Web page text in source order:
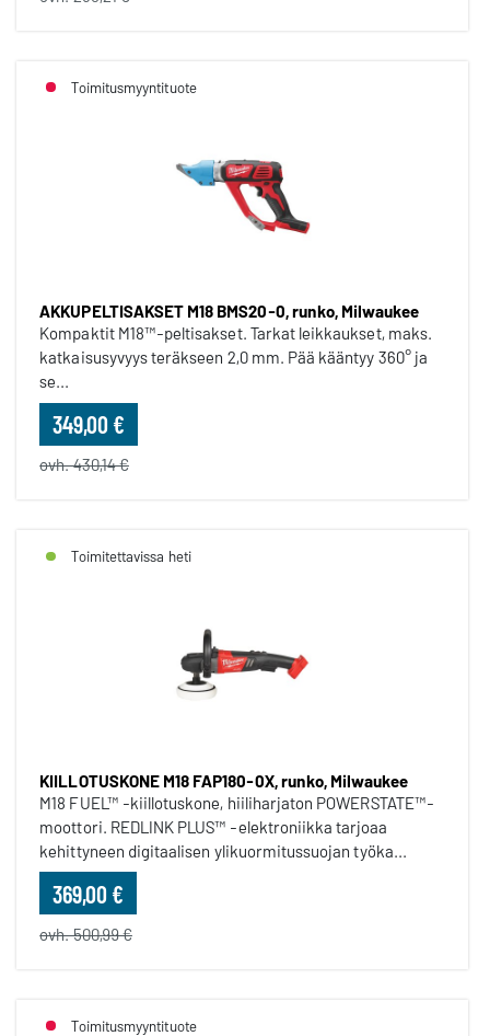
Toimitusmyyntituote
AKKUPELTISAKSET M18 BMS20-0, runko, Milwaukee
Kompaktit M18™-peltisakset. Tarkat leikkaukset, maks.
katkaisusyvyys teräkseen 2,0 mm. Pää kääntyy 360° ja
se...
349,00 €
ovh. 430,14 €
Toimitettavissa heti
KIILLOTUSKONE M18 FAP180-0X, runko, Milwaukee
M18 FUEL™ -kiillotuskone, hiiliharjaton POWERSTATE™-
moottori. REDLINK PLUS™ -elektroniikka tarjoaa
kehittyneen digitaalisen ylikuormitussuojan työka...
369,00 €
ovh. 500,99 €
Toimitusmyyntituote